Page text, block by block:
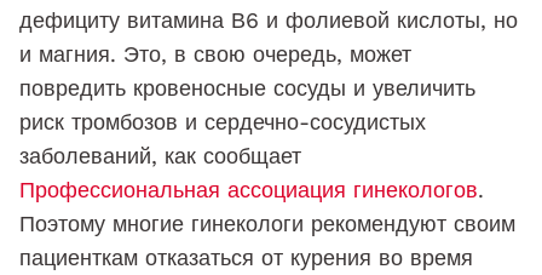
дефициту витамина В6 и фолиевой кислоты, но
и магния. Это, в свою очередь, может
повредить кровеносные сосуды и увеличить
риск тромбозов и сердечно-сосудистых
заболеваний, как сообщает
Профессиональная ассоциация гинекологов.
Поэтому многие гинекологи рекомендуют своим
пациенткам отказаться от курения во время